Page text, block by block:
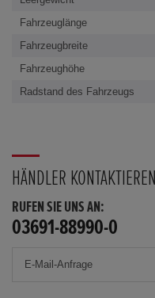
Fahrzeuglänge
Fahrzeugbreite
Fahrzeughöhe
Radstand des Fahrzeugs
HÄNDLER KONTAKTIEREN
RUFEN SIE UNS AN:
03691-88990-0